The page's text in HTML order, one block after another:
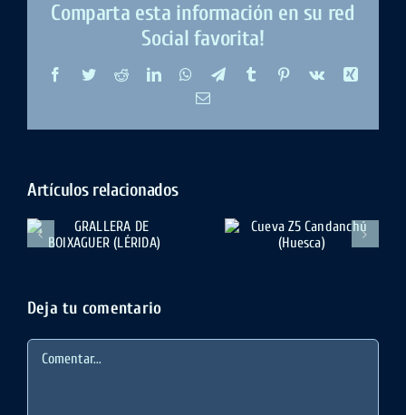
Comparta esta información en su red
Social favorita!
Facebook
TwitterRedditLinkedInWhatsApp
TelegramTumblr Pinterest
Vk
Xing
Correo
Artículos relacionados
Cueva Z5
Candanchú
SIMA DEL
CARLISTA
Deja tu comentario
Comentar